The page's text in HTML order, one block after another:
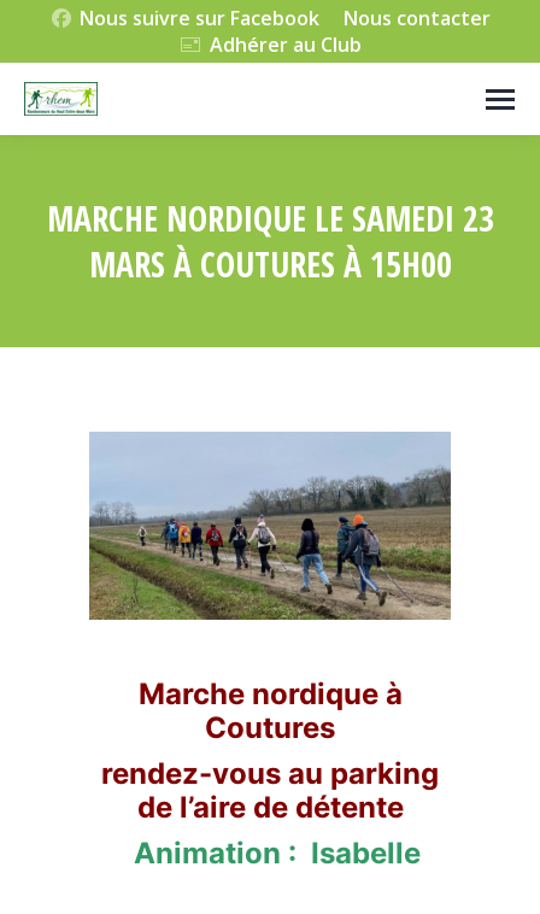
Nous suivre sur Facebook
Nous contacter
Adhérer au Club
MARCHE NORDIQUE LE SAMEDI 23
MARS À COUTURES À 15H00
Marche nordique à
Coutures
rendez-vous au parking
de l’aire de détente
Animation : Isabelle